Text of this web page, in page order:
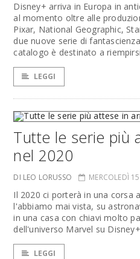
Disney+ arriva in Europa in
al momento oltre alle
Pixar, National Geographic,
due nuove serie di
catalogo è destinato a
LEGGI
Tutte le serie più
nel 2020
DI LEO LORUSSO MERCOLEDÌ
Il 2020 ci porterà in una corsa
l'abbiamo mai vista, su
in una casa con chiavi molto
dell'universo Marvel su
LEGGI